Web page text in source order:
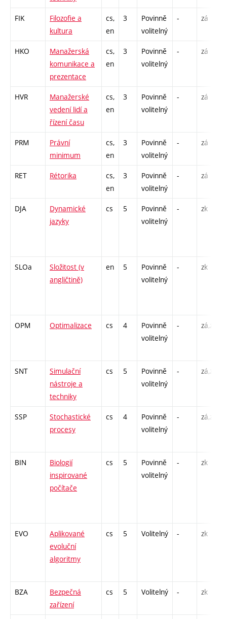
FIK
Filozofie a
kultura
cs,
en
3
Povinně
volitelný
- zá
HKO
Manažerská
komunikace a
prezentace
cs,
en
3
Povinně
volitelný
- zá
HVR
Manažerské
vedení lidí a
řízení času
cs,
en
3
Povinně
volitelný
- zá
PRM
Právní
minimum
cs,
en
3
Povinně
volitelný
- zá
RET Rétorika
cs,
en
3
Povinně
volitelný
- zá
DJA
Dynamické
jazyky
cs 5
Povinně
volitelný
- zk
SLOa
Složitost (v
angličtině)
en 5
Povinně
volitelný
- zk
OPM Optimalizace cs 4
Povinně
volitelný
- zá,zk
SNT
Simulační
nástroje a
techniky
cs 5
Povinně
volitelný
- zá,zk
SSP
Stochastické
procesy
cs 4
Povinně
volitelný
- zá,zk
BIN
Biologií
inspirované
počítače
cs 5
Povinně
volitelný
- zk
EVO
Aplikované
evoluční
algoritmy
cs 5 Volitelný - zk
BZA
Bezpečná
zařízení
cs 5 Volitelný - zk